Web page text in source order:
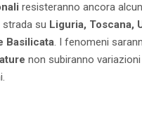
resisteranno ancora
su Liguria, Toscana,
Basilicata. I fenomeni
non subiranno